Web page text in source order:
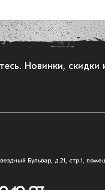
Новинки, скидки
Бульвар, д.21, стр.1,